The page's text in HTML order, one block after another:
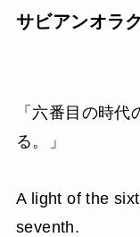
サビアンオラ
「六番目の時
る。」
A light of the
seventh.